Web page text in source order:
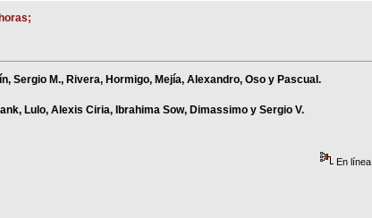
Sergio M., Rivera, Hormigo, Mejía, Alexandro, Oso y Pascual.
Lulo, Alexis Ciria, Ibrahima Sow, Dimassimo y Sergio V.
En línea